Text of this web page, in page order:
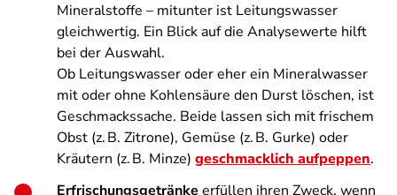
Mineralstoffe – mitunter ist Leitungswasser
gleichwertig. Ein Blick auf die Analysewerte hilft
bei der Auswahl.
Ob Leitungswasser oder eher ein Mineralwasser
mit oder ohne Kohlensäure den Durst löschen, ist
Geschmackssache. Beide lassen sich mit frischem
Obst (z. B. Zitrone), Gemüse (z. B. Gurke) oder
Kräutern (z. B. Minze) geschmacklich aufpeppen.
Erfrischungsgetränke erfüllen ihren Zweck, wenn